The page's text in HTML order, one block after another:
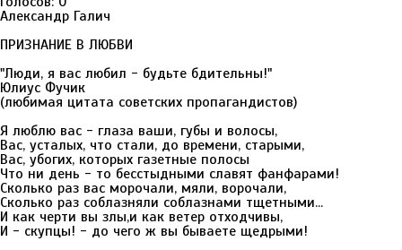
Александр Галич
ПРИЗНАНИЕ В ЛЮБВИ
"Люди, я вас любил - будьте бдительны!"
Юлиус Фучик
(любимая цитата советских пропагандистов)
Я люблю вас - глаза ваши, губы и волосы,
Вас, усталых, что стали, до времени, старыми,
Вас, убогих, которых газетные полосы
Что ни день - то бесстыдными славят фанфарами!
Сколько раз вас морочали, мяли, ворочали,
Сколько раз соблазняли соблазнами тщетными...
И как черти вы злы,и как ветер отходчивы,
И - скупцы! - до чего ж вы бываете щедрыми!